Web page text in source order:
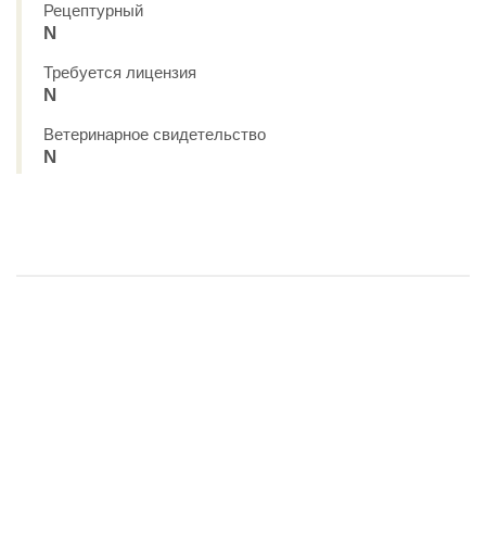
Рецептурный
N
Требуется лицензия
N
Ветеринарное свидетельство
N